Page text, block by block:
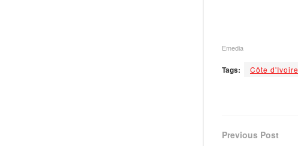
Emedia
Tags: Côte d'Ivoire
Previous Post